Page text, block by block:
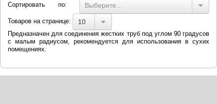
Сортировать по: Выберите...
Товаров на странице: 10
Предназначен для соединения жестких труб под углом 90 градусов
с малым радиусом, рекомендуется для использования в сухих
помещениях.